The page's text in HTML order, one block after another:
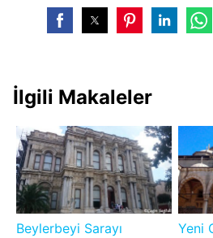
İlgili Makaleler
Beylerbeyi Sarayı Yeni